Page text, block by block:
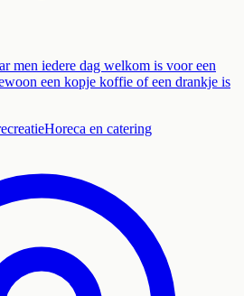
men iedere dag welkom is voor een
een kopje koffie of een drankje is
Horeca en catering